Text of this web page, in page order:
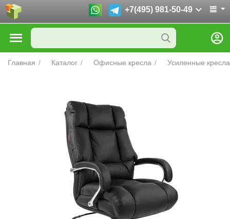
+7(495) 981-50-49
Главная / Каталог / Офисные кресла / Усиленные кресла